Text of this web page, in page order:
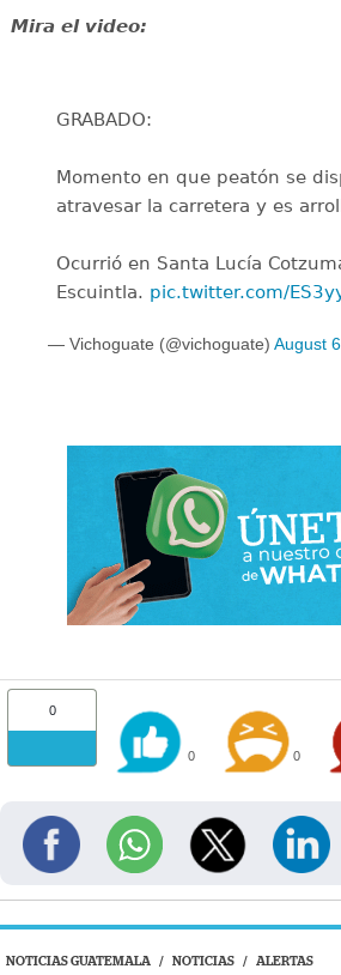
Mira el video:
GRABADO:
Momento en que peatón se
atravesar la carretera y es
Ocurrió en Santa Lucía
Escuintla. pic.twitter.com/
— Vichoguate (@vichoguate) August
0
0 0
NOTICIAS GUATEMALA / NOTICIAS / ALERTAS